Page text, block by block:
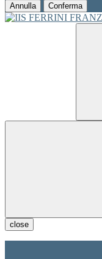
Annulla Conferma
close